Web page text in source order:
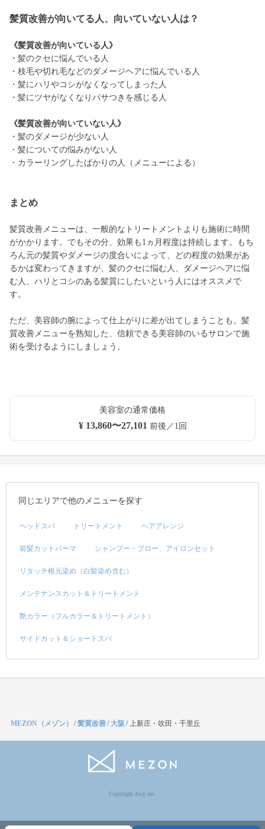
髪質改善が向いてる人、向いていない人は？
《髪質改善が向いている人》
・髪のクセに悩んでいる人
・枝毛や切れ毛などのダメージヘアに悩んでいる人
・髪にハリやコシがなくなってしまった人
・髪にツヤがなくなりパサつきを感じる人
《髪質改善が向いていない人》
・髪のダメージが少ない人
・髪についての悩みがない人
・カラーリングしたばかりの人（メニューによる）
まとめ
髪質改善メニューは、一般的なトリートメントよりも施術に時間
がかかります。でもその分、効果も1ヵ月程度は持続します。もち
ろん元の髪質やダメージの度合いによって、どの程度の効果があ
るかは変わってきますが、髪のクセに悩む人、ダメージヘアに悩
む人、ハリとコシのある髪質にしたいという人にはオススメで
す。
ただ、美容師の腕によって仕上がりに差が出てしまうことも。髪
質改善メニューを熟知した、信頼できる美容師のいるサロンで施
術を受けるようにしましょう。
美容室の通常価格
¥ 13,860〜27,101 前後／1回
同じエリアで他のメニューを探す
ヘッドスパ トリートメント ヘアアレンジ
前髪カットパーマ シャンプー・ブロー、アイロンセット
リタッチ根元染め（白髪染め含む）
メンテナンスカット＆トリートメント
艶カラー（フルカラー＆トリートメント）
サイドカット＆ショートスパ
MEZON（メゾン） /髪質改善/大阪 / 上新庄・吹田・千里丘
Copyright Jocy inc.